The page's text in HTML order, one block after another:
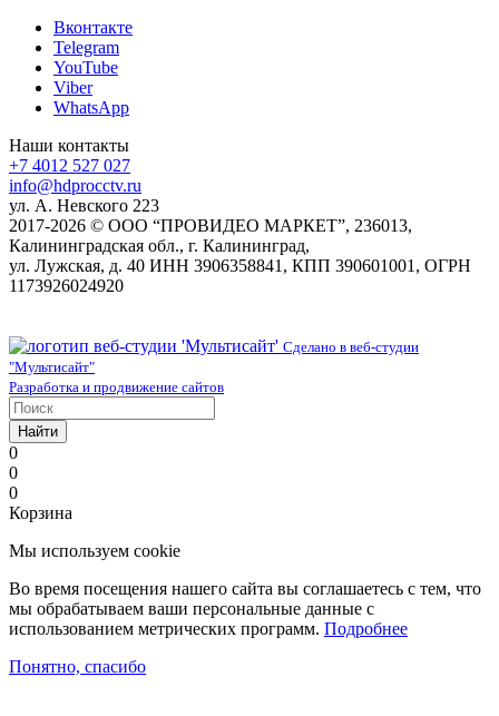
Вконтакте
Telegram
YouTube
Viber
WhatsApp
Наши контакты
+7 4012 527 027
info@hdprocctv.ru
ул. А. Невского 223
2017-2026 © ООО “ПРОВИДЕО МАРКЕТ”, 236013,
Калининградская обл., г. Калининград,
ул. Лужская, д. 40 ИНН 3906358841, КПП 390601001, ОГРН
1173926024920
Сделано в веб-студии
"Мультисайт"
Разработка и продвижение сайтов
Найти
0
0
0
Корзина
Мы используем cookie
Во время посещения нашего сайта вы соглашаетесь с тем, что
мы обрабатываем ваши персональные данные с
использованием метрических программ. Подробнее
Понятно, спасибо